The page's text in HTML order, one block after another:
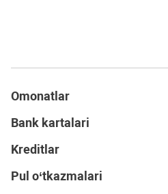
Omonatlar
Bank kartalari
Kreditlar
Pul o‘tkazmalari